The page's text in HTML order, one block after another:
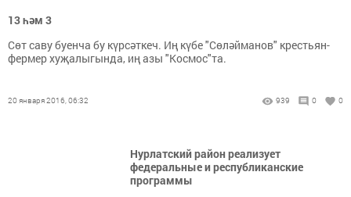
13 һәм 3
Сөт саву буенча бу күрсәткеч. Иң күбе "Сөләйманов" крестьян-
фермер хуҗалыгында, иң азы "Космос"та.
20 января 2016, 06:32 939 0 0
Нурлатский район реализует
федеральные и республиканские
программы